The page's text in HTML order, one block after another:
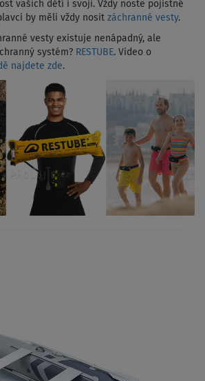
vašich dětí i svoji. Vždy noste pojistné
by měli vždy nosit záchranné vesty.
vesty existuje nenápadný, ale
systém? RESTUBE. Video o
najdete zde.